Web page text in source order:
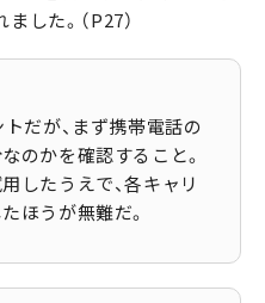
した。（P27）
だが、まず携帯電話の
のかを確認すること。
したうえで、各キャリ
ほうが無難だ。